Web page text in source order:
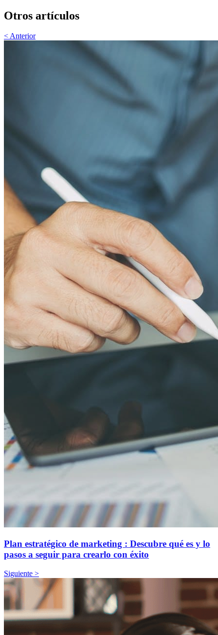
Otros artículos
< Anterior
Plan estratégico de marketing : Descubre qué es y lo
pasos a seguir para crearlo con éxito
Siguiente >